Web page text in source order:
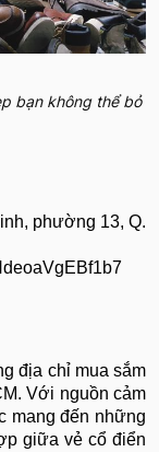
bạn không thể bỏ
phường 13, Q.
địa chỉ mua sắm
Với nguồn cảm
mang đến những
giữa vẻ cổ điển